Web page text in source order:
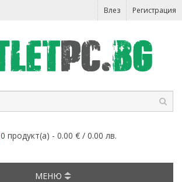
Влез Регистрация
0 продукт(а) - 0.00 € / 0.00 лв.
МЕНЮ